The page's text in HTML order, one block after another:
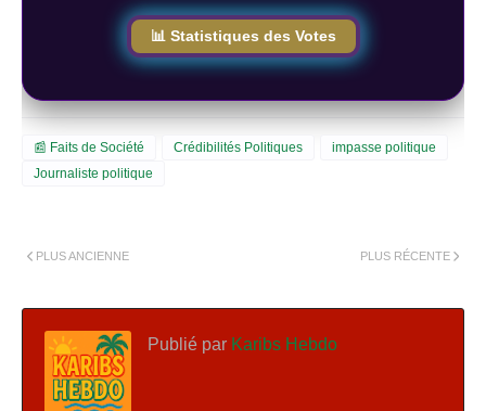
📊 Statistiques des Votes
📰 Faits de Société Crédibilités Politiques
impasse politique
Journaliste politique
PLUS RÉCENTE
PLUS ANCIENNE
Publié par Karibs Hebdo